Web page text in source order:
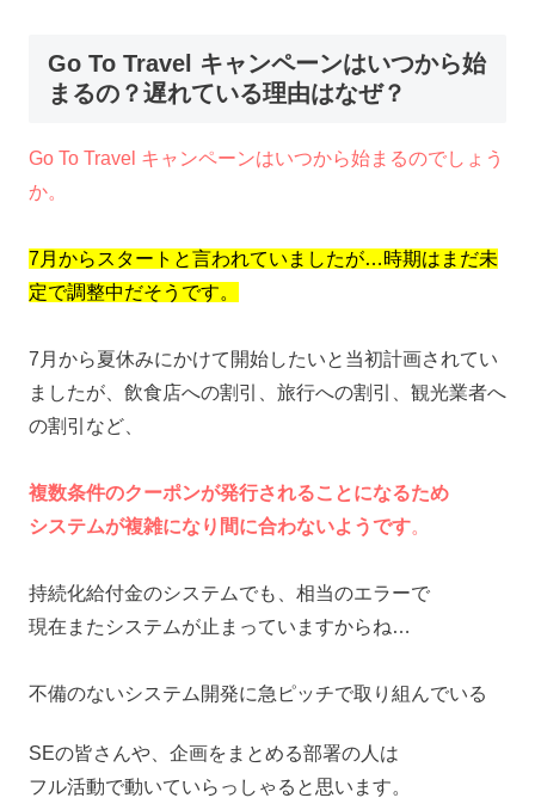
Go To Travel キャンペーンはいつから始
まるの？遅れている理由はなぜ？
Go To Travel キャンペーンはいつから始まるのでしょう
か。
7月からスタートと言われていましたが…時期はまだ未
定で調整中だそうです。
7月から夏休みにかけて開始したいと当初計画されてい
ましたが、飲食店への割引、旅行への割引、観光業者へ
の割引など、
複数条件のクーポンが発行されることになるため
システムが複雑になり間に合わないようです。
持続化給付金のシステムでも、相当のエラーで
現在またシステムが止まっていますからね…
不備のないシステム開発に急ピッチで取り組んでいる
SEの皆さんや、企画をまとめる部署の人は
フル活動で動いていらっしゃると思います。